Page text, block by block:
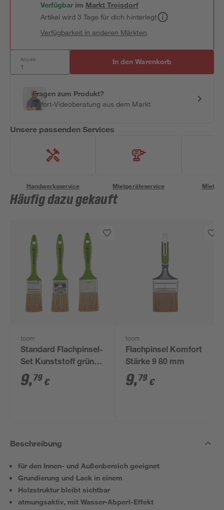
Verfügbar im MarktTroisdorf
Artikel wird 3 Tage für dich hinterlegt
Verfügbarkeit in anderen Märkten
Anzahl: In den Warenkorb
Fragen zum Produkt?
Sofort-Videoberatung aus dem Markt
Unsere passenden Services
Handwerksservice Mietgeräteservice
Häufig dazu gekauft
toom
Standard Flachpinsel-
Set Kunststoff grün
40 - 50 mm 3 Stück
9,79 €
toom
Flachpinsel Komfort
Stärke 9 80 mm
9,79 €
Beschreibung
für den Innen- und Außenbereich geeignet
Grundierung und Lack in einem
Holzstruktur bleibt sichtbar
atmungsaktiv, mit Wasser-Abperl-Effekt